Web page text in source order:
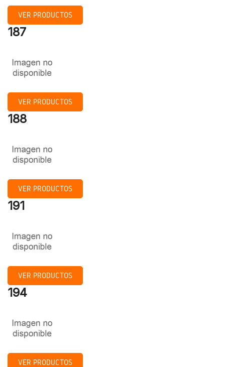
VER PRODUCTOS
187
VER PRODUCTOS
188
VER PRODUCTOS
191
VER PRODUCTOS
194
VER PRODUCTOS